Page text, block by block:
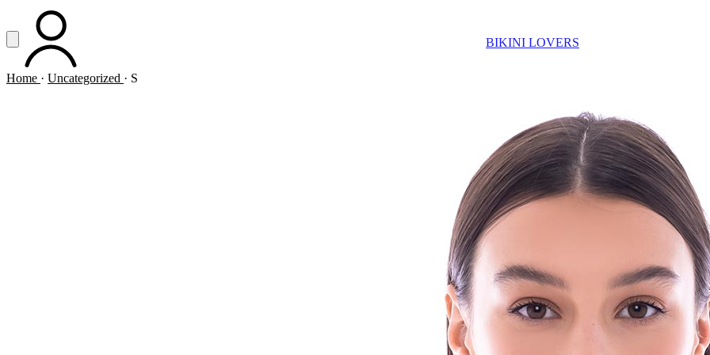
Vai al contenuto principale
Apri menuACCOUNT BIKINI LOVERS
Home · Uncategorized · S